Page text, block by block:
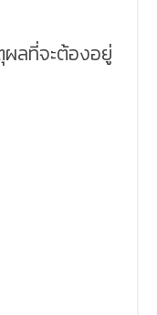
ลที่จะต้องอยู่